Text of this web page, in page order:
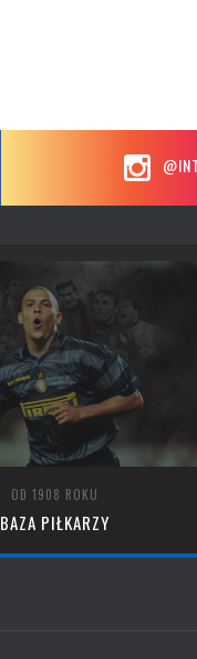
OD 1908 ROKU
BAZA PIŁKARZY